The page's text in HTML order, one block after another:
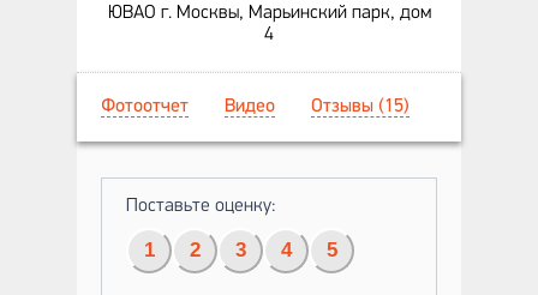
ЮВАО г. Москвы, Марьинский парк, дом
4
Фотоотчет Видео Отзывы (15)
Поставьте оценку:
1 2 3 4 5